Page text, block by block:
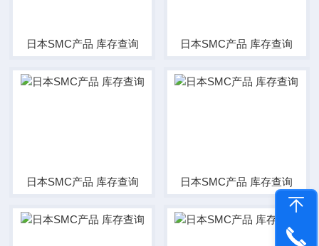
日本SMC产品 库存查询 日本SMC产品 库存查询
日本SMC产品 库存查询 日本SMC产品 库存查询